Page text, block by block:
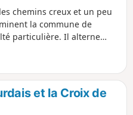
chemins creux et un peu
la commune de
particulière. Il alterne
faible circulation. Riniac
C'est plutôt un village
La campagne offre de
et la Croix de